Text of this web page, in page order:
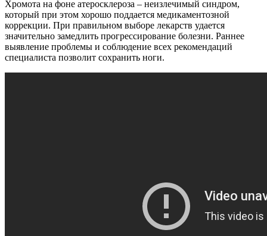
Хромота на фоне атеросклероза – неизлечимый синдром,
который при этом хорошо поддается медикаментозной
коррекции. При правильном выборе лекарств удается
значительно замедлить прогрессирование болезни. Раннее
выявление проблемы и соблюдение всех рекомендаций
специалиста позволит сохранить ноги.